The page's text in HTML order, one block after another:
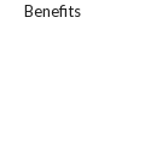
Benefits